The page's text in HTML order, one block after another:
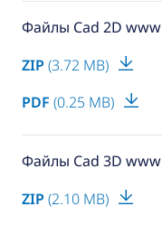
Файлы Cad 2D www
ZIP (3.72 MB)
PDF (0.25 MB)
Файлы Cad 3D www
ZIP (2.10 MB)